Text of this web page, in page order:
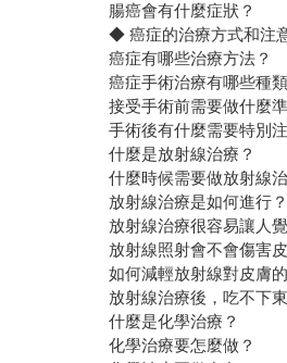
腸癌會有什麼症狀？
◆ 癌症的治療方式和注
癌症有哪些治療方法？
癌症手術治療有哪些種
接受手術前需要做什麼
手術後有什麼需要特別
什麼是放射線治療？
什麼時候需要做放射線
放射線治療是如何進行？
放射線治療很容易讓人
放射線照射會不會傷害
如何減輕放射線對皮膚
放射線治療後，吃不下
什麼是化學治療？
化學治療要怎麼做？